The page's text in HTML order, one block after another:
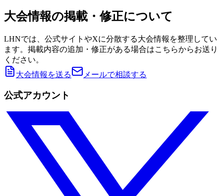
大会情報の掲載・修正について
LHNでは、公式サイトやXに分散する大会情報を整理してい
ます。掲載内容の追加・修正がある場合はこちらからお送り
ください。
大会情報を送る
メールで相談する
公式アカウント